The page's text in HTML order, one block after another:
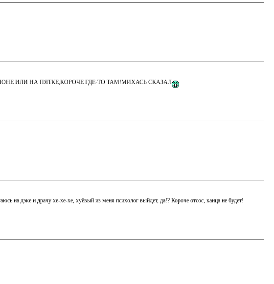
ИЛИ НА ПЯТКЕ,КОРОЧЕ ГДЕ-ТО ТАМ!МИХАСЬ СКАЗАЛ
на дэке и драчу хе-хе-хе, хуёвый из меня психолог выйдет, да!? Короче отсос, канца не будет!